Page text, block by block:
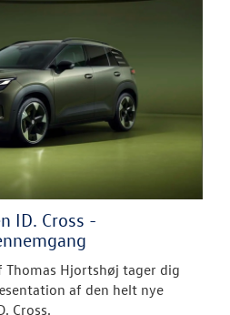
ID. Cross -
Thomas Hjortshøj tager dig
af den helt nye
Cross.